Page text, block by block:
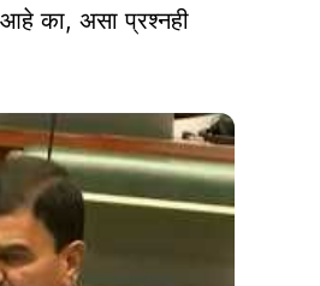
का, असा प्रश्नही